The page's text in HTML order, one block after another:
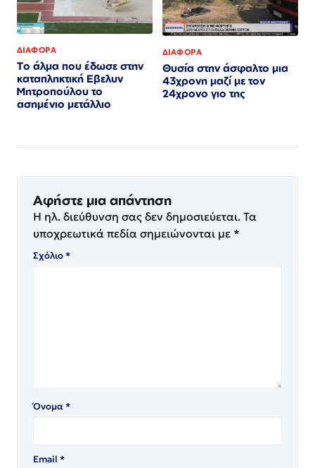
ΔΙΑΦΟΡΑ
Το άλμα που έδωσε στην
καταπληκτική Εβελυν
Μητροπούλου το
ασημένιο μετάλλιο
ΔΙΑΦΟΡΑ
Θυσία στην άσφαλτο μια
43χρονη μαζί με τον
24χρονο γιο της
Αφήστε μια απάντηση
Η ηλ. διεύθυνση σας δεν δημοσιεύεται. Τα
υποχρεωτικά πεδία σημειώνονται με *
Σχόλιο*
Όνομα*
Email *